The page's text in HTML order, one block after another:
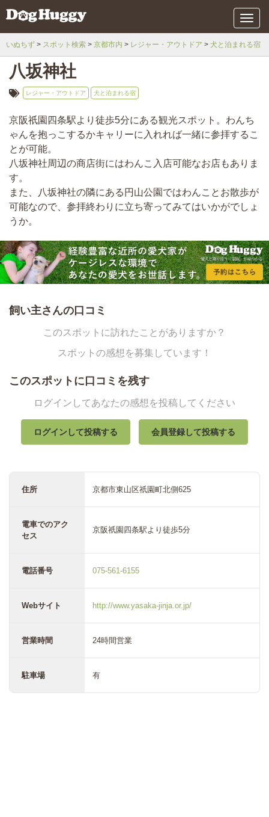
メ
ニ
ュ
いぬちず スポット検索 京都市内 レジャー・アウトドア 犬と泊まれる宿
八坂神社
レジャー・アウトドア 犬と泊まれる宿
京阪祇園四条駅より徒歩5分にある観光スポット。わんち
ゃんを抱っこするかキャリーに入れれば一緒に参拝するこ
とが可能。
八坂神社周辺の商店街にはわんこ入店可能なお店もありま
す。
また、八坂神社の隣にある円山公園ではわんことお散歩が
可能なので、参拝終わりに立ち寄ってみてはいかがでしょ
うか。
飼い主さんの口コミ
このスポットに訪れたことがありますか？
スポットの感想を募集しています！
このスポットに口コミを残す
ログインしてあなたの感想を投稿してください
ログインして投稿する 会員登録して投稿する
住所 京都市東山区祇園町北側625
電車でのアク
セス
京阪祇園四条駅より徒歩5分
電話番号 075-561-6155
Webサイト http://www.yasaka-jinja.or.jp/
営業時間 24時間営業
駐車場 有